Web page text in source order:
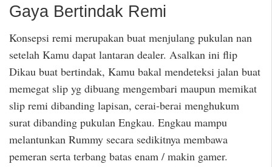
Gaya Bertindak Remi
Konsepsi remi merupakan buat menjulang pukulan nan
setelah Kamu dapat lantaran dealer. Asalkan ini flip
Dikau buat bertindak, Kamu bakal mendeteksi jalan buat
memegat slip yg dibuang mengembari maupun memikat
slip remi dibanding lapisan, cerai-berai menghukum
surat dibanding pukulan Engkau. Engkau mampu
melantunkan Rummy secara sedikitnya membawa
pemeran serta terbang batas enam / makin gamer.